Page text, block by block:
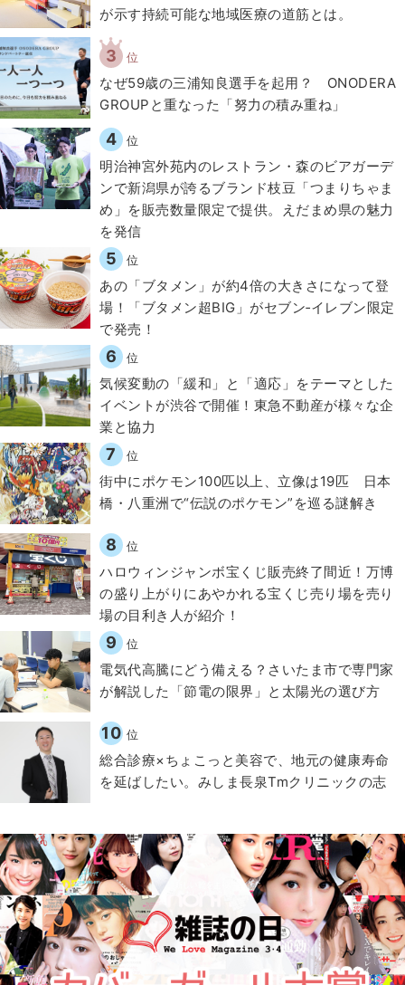
が示す持続可能な地域医療の道筋とは。
3 位
なぜ59歳の三浦知良選手を起用？ ONODERA
GROUPと重なった「努力の積み重ね」
4 位
明治神宮外苑内のレストラン・森のビアガーデ
ンで新潟県が誇るブランド枝豆「つまりちゃま
め」を販売数量限定で提供。えだまめ県の魅力
を発信
5 位
あの「ブタメン」が約4倍の大きさになって登
場！「ブタメン超BIG」がセブン‐イレブン限定
で発売！
6 位
気候変動の「緩和」と「適応」をテーマとした
イベントが渋谷で開催！東急不動産が様々な企
業と協力
7 位
街中にポケモン100匹以上、立像は19匹 日本
橋・八重洲で“伝説のポケモン”を巡る謎解き
8 位
ハロウィンジャンボ宝くじ販売終了間近！万博
の盛り上がりにあやかれる宝くじ売り場を売り
場の目利き人が紹介！
9 位
電気代高騰にどう備える？さいたま市で専門家
が解説した「節電の限界」と太陽光の選び方
10 位
総合診療×ちょこっと美容で、地元の健康寿命
を延ばしたい。みしま長泉Tmクリニックの志